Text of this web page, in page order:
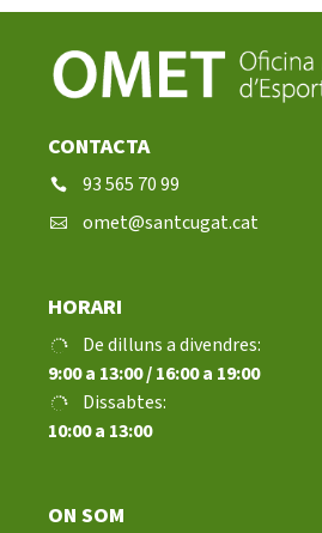
CONTACTA
93 565 70 99
omet@santcugat.cat
HORARI
De dilluns a divendres:
9:00 a 13:00 / 16:00 a 19:00
Dissabtes:
10:00 a 13:00
ON SOM